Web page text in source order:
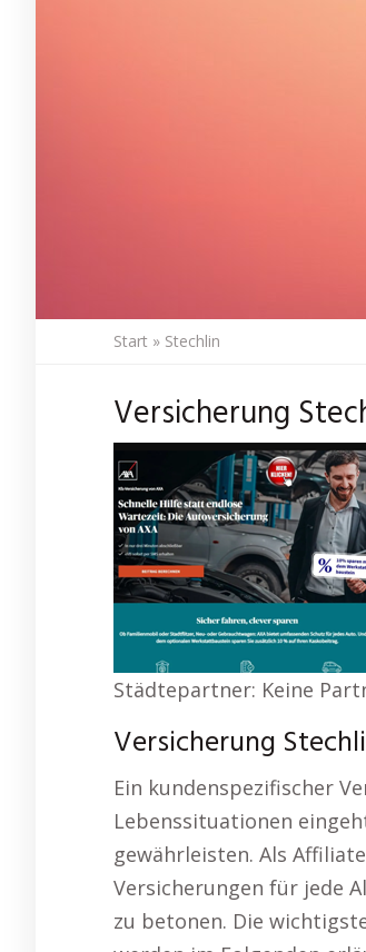
Start » Stechlin
Versicherung
Städtepartner: Keine
Versicherung
Ein kundenspezifischer
Lebenssituationen
gewährleisten. Als
Versicherungen für jede
zu betonen. Die